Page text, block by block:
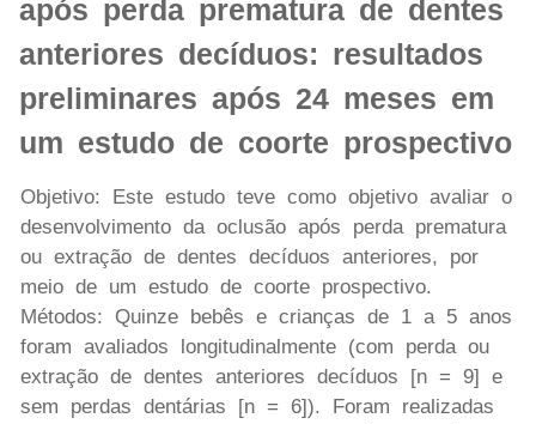
após perda prematura de dentes
anteriores decíduos: resultados
preliminares após 24 meses em
um estudo de coorte prospectivo
Objetivo: Este estudo teve como objetivo avaliar o
desenvolvimento da oclusão após perda prematura
ou extração de dentes decíduos anteriores, por
meio de um estudo de coorte prospectivo.
Métodos: Quinze bebês e crianças de 1 a 5 anos
foram avaliados longitudinalmente (com perda ou
extração de dentes anteriores decíduos [n = 9] e
sem perdas dentárias [n = 6]). Foram realizadas